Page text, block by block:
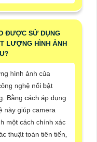
ĐƯỢC SỬ DỤNG
LƯỢNG HÌNH ẢNH
hình ảnh của
nghệ nổi bật
Bằng cách áp dụng
này giúp camera
một cách chính xác
thuật toán tiên tiến,